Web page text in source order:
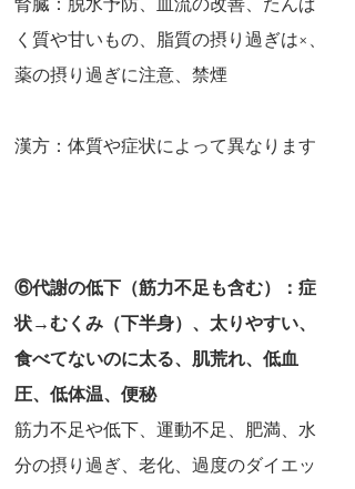
腎臓：脱水予防、血流の改善、たんぱ
く質や甘いもの、脂質の摂り過ぎは×、
薬の摂り過ぎに注意、禁煙
漢方：体質や症状によって異なります
⑥代謝の低下（筋力不足も含む）：症
状→むくみ（下半身）、太りやすい、
食べてないのに太る、肌荒れ、低血
圧、低体温、便秘
筋力不足や低下、運動不足、肥満、水
分の摂り過ぎ、老化、過度のダイエッ